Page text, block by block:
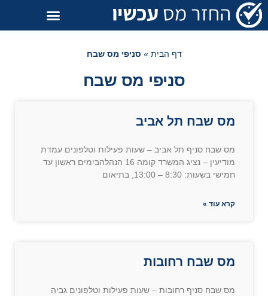
דף הבית » סניפי מס שבח
סניפי מס שבח
מס שבח תל אביב
מס שבח סניף תל אביב – שעות פעילות וטלפונים עמדת
מודיעין – נציג המשרד קומה 16 הנהלהבימים ראשון עד
חמישי בשעות: 8:30 – 13:00, בתיאום
קרא עוד »
מס שבח רחובות
מס שבח סניף רחובות – שעות פעילות וטלפונים גביה